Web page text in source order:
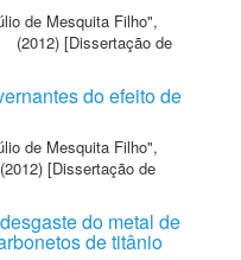
de Mesquita Filho",
(2012) [Dissertação de
do efeito de
de Mesquita Filho",
(2012) [Dissertação de
do metal de
de titânio